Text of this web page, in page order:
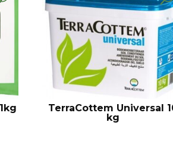
TerraCottem Universal
kg